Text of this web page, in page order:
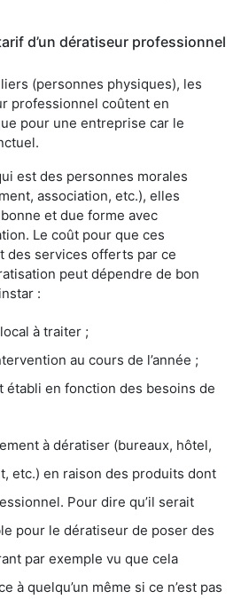
d’un dératiseur professionnel
(personnes physiques), les
professionnel coûtent en
pour une entreprise car le
est des personnes morales
association, etc.), elles
et due forme avec
Le coût pour que ces
des services offerts par ce
peut dépendre de bon
:
à traiter ;
au cours de l’année ;
établi en fonction des besoins de
à dératiser (bureaux, hôtel,
etc.) en raison des produits dont
Pour dire qu’il serait
pour le dératiseur de poser des
par exemple vu que cela
à quelqu’un même si ce n’est pas